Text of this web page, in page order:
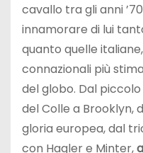
cavallo tra gli anni
innamorare di lui
quanto quelle
connazionali più
del globo. Dal
del Colle a Brooklyn,
gloria europea, dal
con Hagler e Minter,